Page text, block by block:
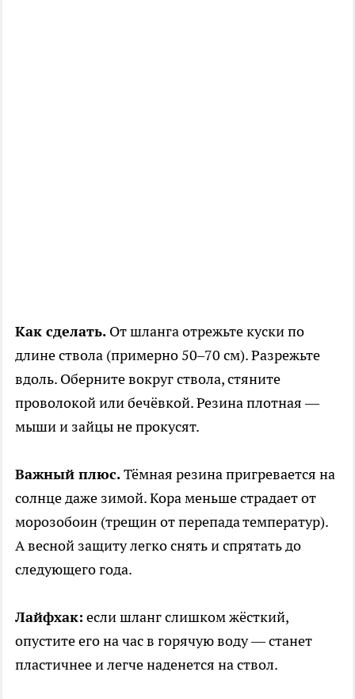
Как сделать. От шланга отрежьте куски по
длине ствола (примерно 50–70 см). Разрежьте
вдоль. Оберните вокруг ствола, стяните
проволокой или бечёвкой. Резина плотная —
мыши и зайцы не прокусят.
Важный плюс.Тёмная резина пригревается на
солнце даже зимой. Кора меньше страдает от
морозобоин (трещин от перепада температур).
А весной защиту легко снять и спрятать до
следующего года.
Лайфхак: если шланг слишком жёсткий,
опустите его на час в горячую воду — станет
пластичнее и легче наденется на ствол.